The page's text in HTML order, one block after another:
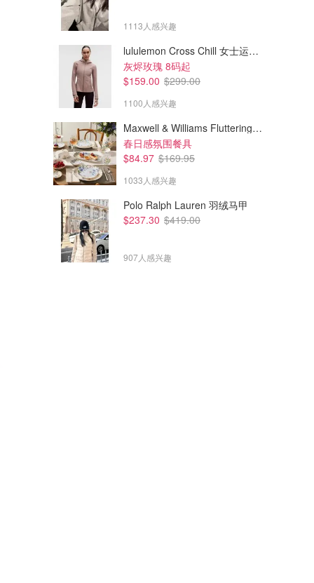
1113人感兴趣
lululemon Cross Chill 女士运动夹克
灰烬玫瑰 8码起
$159.00 $299.00
1100人感兴趣
Maxwell & Williams Fluttering Meadow 12件餐具套装
春日感氛围餐具
$84.97 $169.95
1033人感兴趣
Polo Ralph Lauren 羽绒马甲
$237.30 $419.00
907人感兴趣